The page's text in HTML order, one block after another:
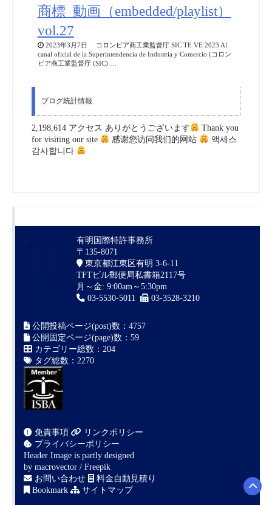
商標_動画（embedded/playlist）
vol.27
2023年3月7日 コロンビア商工業監督庁 SIC TE VE 2023 Al
canal oficial de la Superintendencia de Industria y Comercio (コロン
ビア商工業監督庁 (SIC) …
ブログ統計情報
2,198,614 アクセス ありがとうございます
Thank you
for visiting our site
感谢您访问我们的网站
액세스
감사합니다
有明国際特許事務所
〒135-8071
東京都江東区有明 3-6-11
TFTビル郵便局私書箱2117号
月～金: 9:00am～5:30pm
03-5530-5011
03-3528-3210
公開投稿ページ(post)数：4757
公開固定ページ(page)数：59
カテゴリー総数：204
タグ総数：2270
免責事項
リンクポリシー
プライバシーポリシー
Header Image is partly designed
by macrovector / Freepik
お問い合わせ
料金自動見積り
Bookmark
サイトマップ